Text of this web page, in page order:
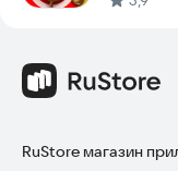
RuStore магазин